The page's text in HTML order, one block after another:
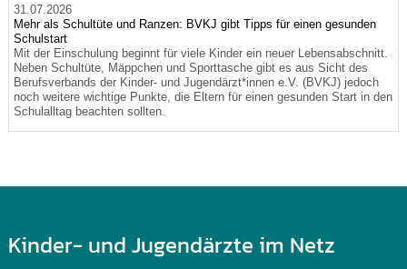
31.07.2026
Mehr als Schultüte und Ranzen: BVKJ gibt Tipps für einen gesunden
Schulstart
Mit der Einschulung beginnt für viele Kinder ein neuer Lebensabschnitt.
Neben Schultüte, Mäppchen und Sporttasche gibt es aus Sicht des
Berufsverbands der Kinder- und Jugendärzt*innen e.V. (BVKJ) jedoch
noch weitere wichtige Punkte, die Eltern für einen gesunden Start in den
Schulalltag beachten sollten.
Kinder- und Jugendärzte im Netz